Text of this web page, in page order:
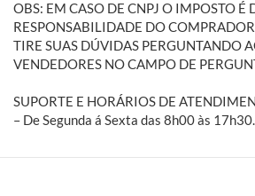
OBS: EM CASO DE CNPJ O IMPOSTO É
RESPONSABILIDADE DO
TIRE SUAS DÚVIDAS PERGUNTANDO
VENDEDORES NO CAMPO DE
SUPORTE E HORÁRIOS DE
– De Segunda á Sexta das 8h00 às 17h30.
Sobre a BH Fort: